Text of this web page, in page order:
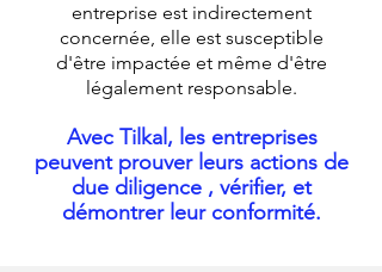
entreprise est indirectement
concernée, elle est susceptible
d'être impactée et même d'être
légalement responsable.
Avec Tilkal, les entreprises
peuvent prouver leurs actions de
due diligence , vérifier, et
démontrer leur conformité.